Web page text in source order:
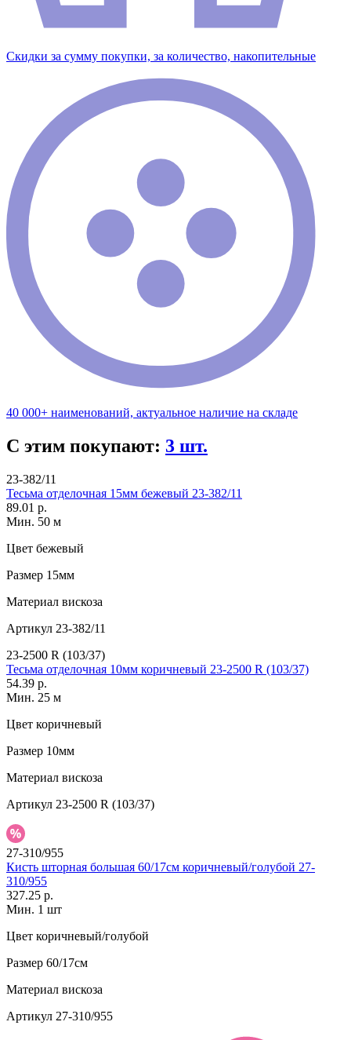
Скидки за сумму покупки, за количество, накопительные
40 000+ наименований, актуальное наличие на складе
С этим покупают: 3 шт.
23-382/11
Тесьма отделочная 15мм бежевый 23-382/11
89.01 р.
Мин. 50 м
Цвет бежевый
Размер 15мм
Материал вискоза
Артикул 23-382/11
23-2500 R (103/37)
Тесьма отделочная 10мм коричневый 23-2500 R (103/37)
54.39 р.
Мин. 25 м
Цвет коричневый
Размер 10мм
Материал вискоза
Артикул 23-2500 R (103/37)
27-310/955
Кисть шторная большая 60/17см коричневый/голубой 27-
310/955
327.25 р.
Мин. 1 шт
Цвет коричневый/голубой
Размер 60/17см
Материал вискоза
Артикул 27-310/955